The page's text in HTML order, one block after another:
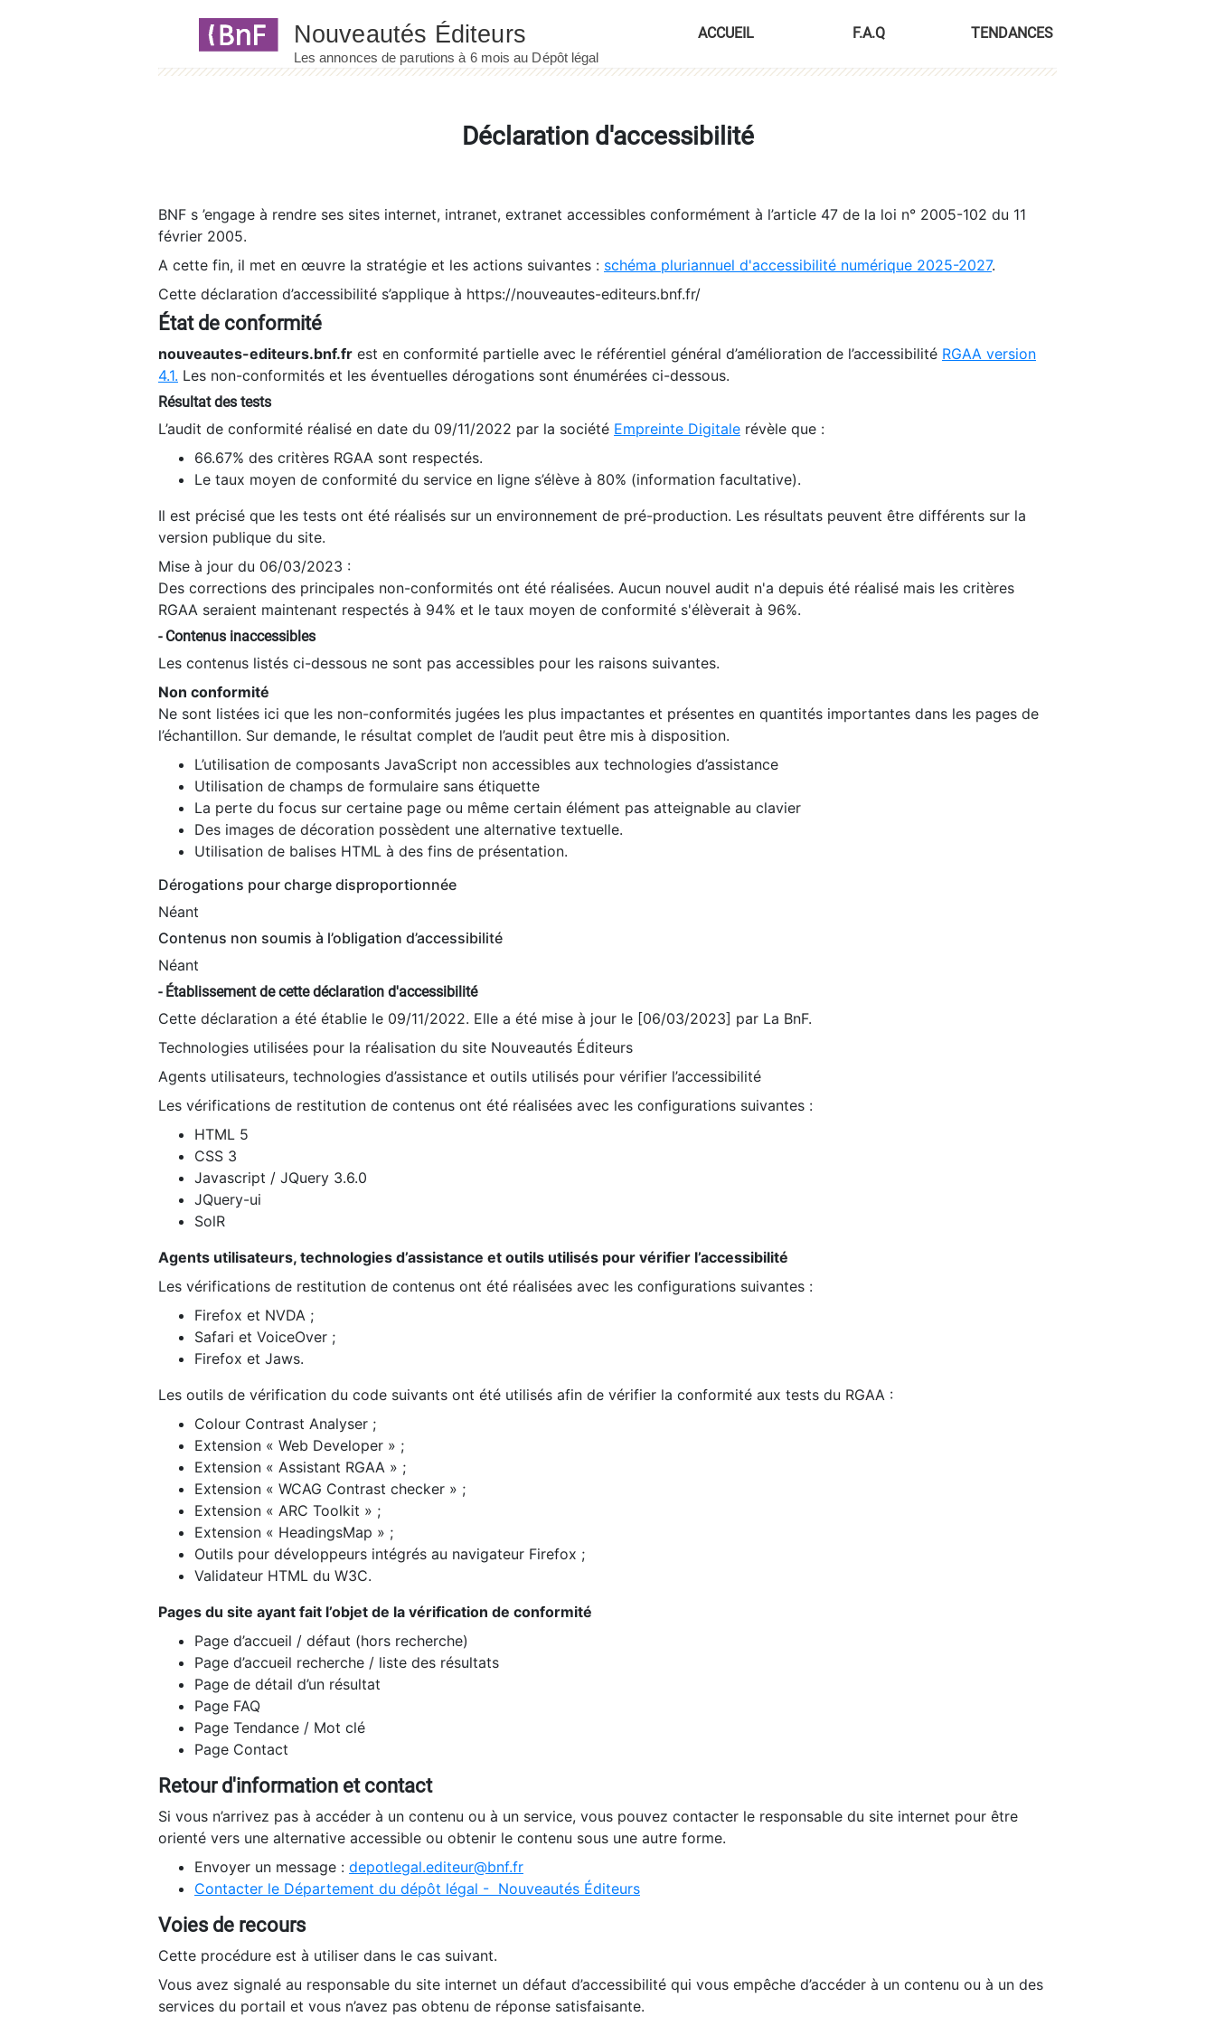
ACCUEIL F.A.Q TENDANCES
Déclaration d'accessibilité
BNF s ’engage à rendre ses sites internet, intranet, extranet accessibles conformément à l’article 47 de la loi n° 2005-102 du 11
février 2005.
A cette fin, il met en œuvre la stratégie et les actions suivantes : schéma pluriannuel d'accessibilité numérique 2025-2027.
Cette déclaration d’accessibilité s’applique à https://nouveautes-editeurs.bnf.fr/
État de conformité
nouveautes-editeurs.bnf.fr est en conformité partielle avec le référentiel général d’amélioration de l’accessibilité RGAA version
4.1. Les non-conformités et les éventuelles dérogations sont énumérées ci-dessous.
Résultat des tests
L’audit de conformité réalisé en date du 09/11/2022 par la société Empreinte Digitale révèle que :
66.67% des critères RGAA sont respectés.
Le taux moyen de conformité du service en ligne s’élève à 80% (information facultative).
Il est précisé que les tests ont été réalisés sur un environnement de pré-production. Les résultats peuvent être différents sur la
version publique du site.
Mise à jour du 06/03/2023 :
Des corrections des principales non-conformités ont été réalisées. Aucun nouvel audit n'a depuis été réalisé mais les critères
RGAA seraient maintenant respectés à 94% et le taux moyen de conformité s'élèverait à 96%.
- Contenus inaccessibles
Les contenus listés ci-dessous ne sont pas accessibles pour les raisons suivantes.
Non conformité
Ne sont listées ici que les non-conformités jugées les plus impactantes et présentes en quantités importantes dans les pages de
l’échantillon. Sur demande, le résultat complet de l’audit peut être mis à disposition.
L’utilisation de composants JavaScript non accessibles aux technologies d’assistance
Utilisation de champs de formulaire sans étiquette
La perte du focus sur certaine page ou même certain élément pas atteignable au clavier
Des images de décoration possèdent une alternative textuelle.
Utilisation de balises HTML à des fins de présentation.
Dérogations pour charge disproportionnée
Néant
Contenus non soumis à l’obligation d’accessibilité
Néant
- Établissement de cette déclaration d'accessibilité
Cette déclaration a été établie le 09/11/2022. Elle a été mise à jour le [06/03/2023] par La BnF.
Technologies utilisées pour la réalisation du site Nouveautés Éditeurs
Agents utilisateurs, technologies d’assistance et outils utilisés pour vérifier l’accessibilité
Les vérifications de restitution de contenus ont été réalisées avec les configurations suivantes :
HTML 5
CSS 3
Javascript / JQuery 3.6.0
JQuery-ui
SolR
Agents utilisateurs, technologies d’assistance et outils utilisés pour vérifier l’accessibilité
Les vérifications de restitution de contenus ont été réalisées avec les configurations suivantes :
Firefox et NVDA ;
Safari et VoiceOver ;
Firefox et Jaws.
Les outils de vérification du code suivants ont été utilisés afin de vérifier la conformité aux tests du RGAA :
Colour Contrast Analyser ;
Extension « Web Developer » ;
Extension « Assistant RGAA » ;
Extension « WCAG Contrast checker » ;
Extension « ARC Toolkit » ;
Extension « HeadingsMap » ;
Outils pour développeurs intégrés au navigateur Firefox ;
Validateur HTML du W3C.
Pages du site ayant fait l’objet de la vérification de conformité
Page d’accueil / défaut (hors recherche)
Page d’accueil recherche / liste des résultats
Page de détail d’un résultat
Page FAQ
Page Tendance / Mot clé
Page Contact
Retour d'information et contact
Si vous n’arrivez pas à accéder à un contenu ou à un service, vous pouvez contacter le responsable du site internet pour être
orienté vers une alternative accessible ou obtenir le contenu sous une autre forme.
Envoyer un message : depotlegal.editeur@bnf.fr
Contacter le Département du dépôt légal - Nouveautés Éditeurs
Voies de recours
Cette procédure est à utiliser dans le cas suivant.
Vous avez signalé au responsable du site internet un défaut d’accessibilité qui vous empêche d’accéder à un contenu ou à un des
services du portail et vous n’avez pas obtenu de réponse satisfaisante.